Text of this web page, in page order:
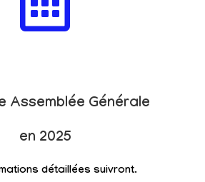
Assemblée Générale
en 2025
détaillées suivront.